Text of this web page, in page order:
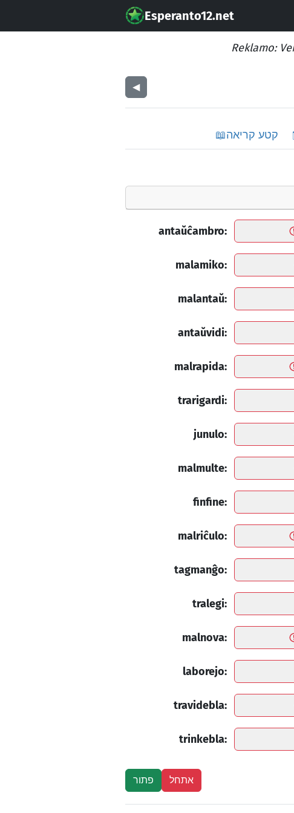
Esperanto12.net
Reklamo:
◀︎
📖קטע קריאה
antaŭĉambro:
malamiko:
malantaŭ:
antaŭvidi:
malrapida:
trarigardi:
junulo:
malmulte:
finfine:
malriĉulo:
tagmanĝo:
tralegi:
malnova:
laborejo:
travidebla:
trinkebla: